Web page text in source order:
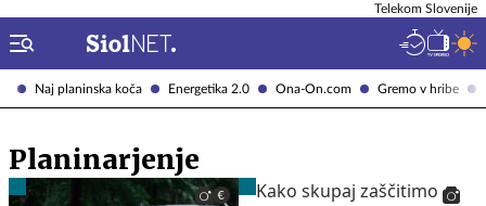
Naj planinska koča Energetika 2.0 Ona-On.com Gremo v hribe
Telekom Slovenije
Planinarjenje